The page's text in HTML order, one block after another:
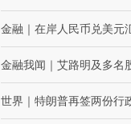
金融 ｜ 在岸人民币兑美元
金融我闻 ｜ 艾路明及多名
世界 ｜ 特朗普再签两份行